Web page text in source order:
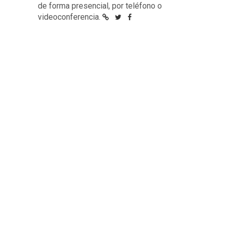
de forma presencial, por teléfono o
videoconferencia.